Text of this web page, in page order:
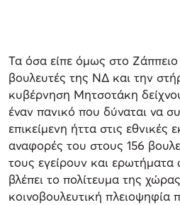
Τα όσα είπε όμως στο
βουλευτές της ΝΔ και την
κυβέρνηση Μητσοτάκη
έναν πανικό που δύναται να
επικείμενη ήττα στις εθνικές
αναφορές του στους 156
τους εγείρουν και
βλέπει το πολίτευμα της
κοινοβουλευτική πλειοψηφία